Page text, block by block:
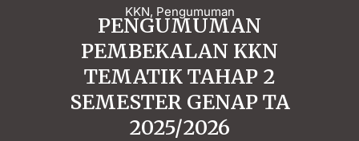
KKN, Pengumuman
PENGUMUMAN
PEMBEKALAN KKN
TEMATIK TAHAP 2
SEMESTER GENAP TA
2025/2026